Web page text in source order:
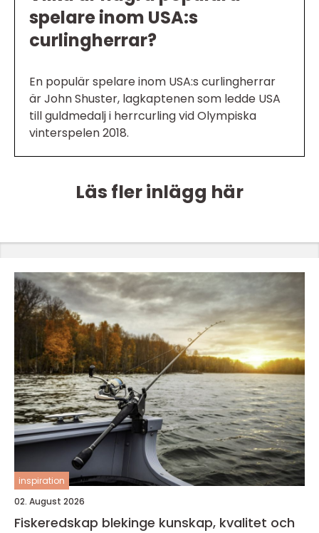
spelare inom USA:s
curlingherrar?
En populär spelare inom USA:s curlingherrar
är John Shuster, lagkaptenen som ledde USA
till guldmedalj i herrcurling vid Olympiska
vinterspelen 2018.
Läs fler inlägg här
inspiration
02. August 2026
Fiskeredskap blekinge kunskap, kvalitet och